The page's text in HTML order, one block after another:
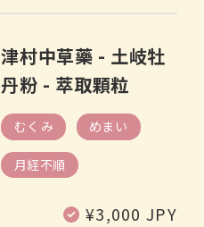
津村中草藥 - 土岐牡
丹粉 - 萃取顆粒
むくみ めまい
月経不順
定 ¥3,000 JPY